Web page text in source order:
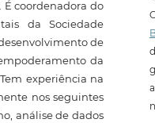
É coordenadora do
da Sociedade
de
da
experiência na
nos seguintes
análise de dados